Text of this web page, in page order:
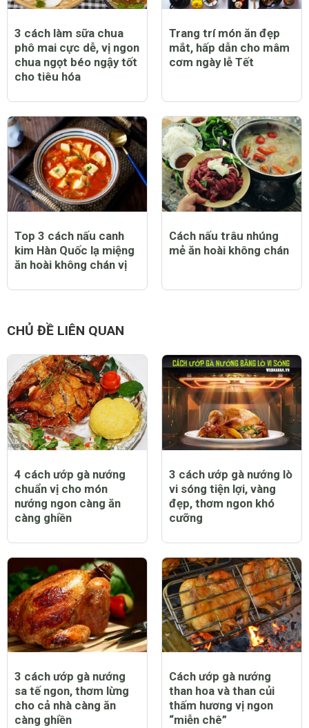
3 cách làm sữa chua
phô mai cực dễ, vị ngon
chua ngọt béo ngậy tốt
cho tiêu hóa
Trang trí món ăn đẹp
mắt, hấp dẫn cho mâm
cơm ngày lễ Tết
Top 3 cách nấu canh
kim Hàn Quốc lạ miệng
ăn hoài không chán vị
Cách nấu trâu nhúng
mẻ ăn hoài không chán
CHỦ ĐỀ LIÊN QUAN
4 cách ướp gà nướng
chuẩn vị cho món
nướng ngon càng ăn
càng ghiền
3 cách ướp gà nướng lò
vi sóng tiện lợi, vàng
đẹp, thơm ngon khó
cưỡng
3 cách ướp gà nướng
sa tế ngon, thơm lừng
cho cả nhà càng ăn
càng ghiền
Cách ướp gà nướng
than hoa và than củi
thấm hương vị ngon
“miễn chê”